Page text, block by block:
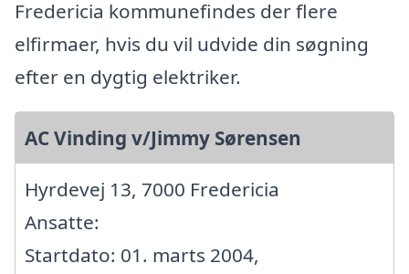
Fredericia kommunefindes der flere
elfirmaer, hvis du vil udvide din søgning
efter en dygtig elektriker.
AC Vinding v/Jimmy Sørensen
Hyrdevej 13, 7000 Fredericia
Ansatte:
Startdato: 01. marts 2004,